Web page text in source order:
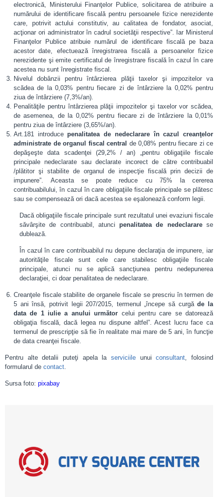
electronică, Ministerului Finanţelor Publice, solicitarea de atribuire a
numărului de identificare fiscală pentru persoanele fizice nerezidente
care, potrivit actului constitutiv, au calitatea de fondator, asociat,
acţionar ori administrator în cadrul societăţii respective”. Iar Ministerul
Finanţelor Publice atribuie numărul de identificare fiscală pe baza
acestor date, efectuează înregistrarea fiscală a persoanelor fizice
nerezidente şi emite certificatul de înregistrare fiscală în cazul în care
acestea nu sunt înregistrate fiscal.
Nivelul dobânzii pentru întârzierea plăţii taxelor şi impozitelor va
scădea de la 0,03% pentru fiecare zi de întârziere la 0,02% pentru
ziua de întârziere (7,3%/an).
Penalităţile pentru întârzierea plăţii impozitelor şi taxelor vor scădea,
de asemenea, de la 0,02% pentru fiecare zi de întârziere la 0,01%
pentru ziua de întârziere (3,65%/an).
Art.181 introducepenalitatea de nedeclarare în cazul creanţelor
administrate de organul fiscal central de 0,08% pentru fiecare zi ce
depăşeşte data scadenţei (29,2% / an) „pentru obligaţiile fiscale
principale nedeclarate sau declarate incorect de către contribuabil
/plătitor şi stabilite de organul de inspecţie fiscală prin decizii de
impunere”. Aceasta se poate reduce cu 75% la cererea
contribuabilului, în cazul în care obligaţiile fiscale principale se plătesc
sau se compensează ori dacă acestea se eşalonează conform legii.
Dacă obligaţiile fiscale principale sunt rezultatul unei evaziuni fiscale
săvârşite de contribuabil, atuncipenalitatea de nedeclararese
dublează.
În cazul în care contribuabilul nu depune declaraţia de impunere, iar
autorităţile fiscale sunt cele care stabilesc obligaţiile fiscale
principale, atunci nu se aplică sancţiunea pentru nedepunerea
declaraţiei, ci doar penalitatea de nedeclarare.
Creanţele fiscale stabilite de organele fiscale se prescriu în termen de
5 ani însă, potrivit legii 207/2015, termenul „începe să curgăde la
data de 1 iulie a anului următor celui pentru care se datorează
obligaţia fiscală, dacă legea nu dispune altfel”. Acest lucru face ca
termenul de prescripţie să fie în realitate mai mare de 5 ani, în funcţie
de data creanţei fiscale.
Pentru alte detalii puteţi apela la serviciile unuiconsultant, folosind
formularul de contact.
Sursa foto: pixabay